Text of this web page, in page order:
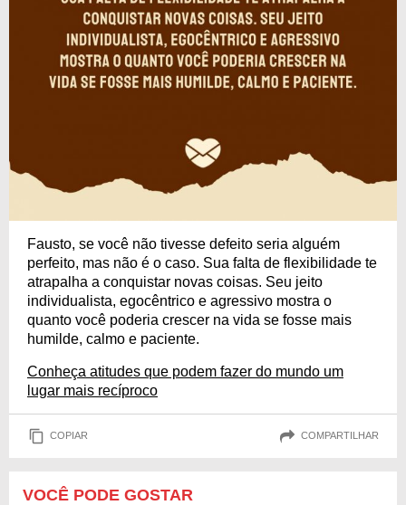
Fausto, se você não tivesse defeito seria alguém
perfeito, mas não é o caso. Sua falta de flexibilidade te
atrapalha a conquistar novas coisas. Seu jeito
individualista, egocêntrico e agressivo mostra o
quanto você poderia crescer na vida se fosse mais
humilde, calmo e paciente.
Conheça atitudes que podem fazer do mundo um
lugar mais recíproco
COPIAR COMPARTILHAR
VOCÊ PODE GOSTAR